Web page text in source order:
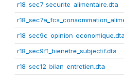
r18_sec7_securite_alimentaire.dta
r18_sec9c_opinion_economique.dta
r18_sec9f1_bienetre_subjectif.dta
r18_sec12_bilan_entretien.dta